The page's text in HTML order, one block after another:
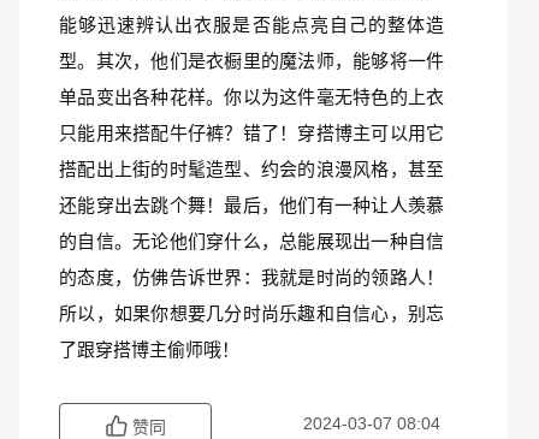
能够迅速辨认出衣服是否能点亮自己的整体造
型。其次，他们是衣橱里的魔法师，能够将一件
单品变出各种花样。你以为这件毫无特色的上衣
只能用来搭配牛仔裤？错了！穿搭博主可以用它
搭配出上街的时髦造型、约会的浪漫风格，甚至
还能穿出去跳个舞！最后，他们有一种让人羡慕
的自信。无论他们穿什么，总能展现出一种自信
的态度，仿佛告诉世界：我就是时尚的领路人！
所以，如果你想要几分时尚乐趣和自信心，别忘
了跟穿搭博主偷师哦！
赞同 2024-03-07 08:04